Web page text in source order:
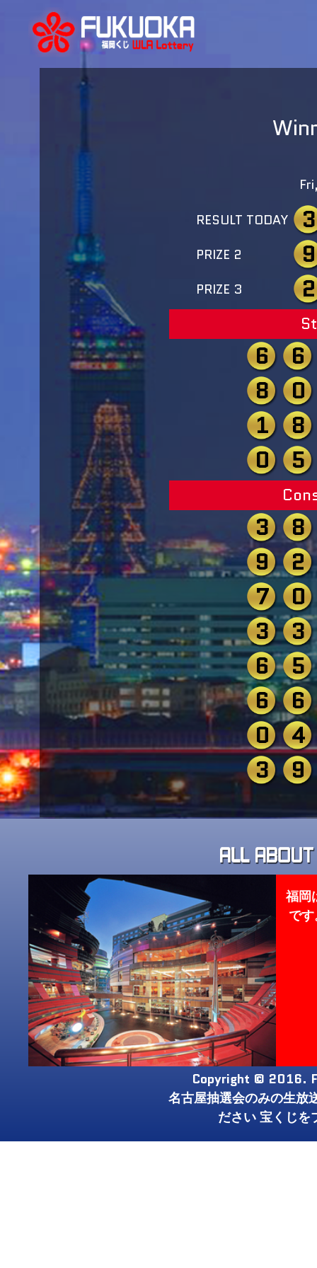
RESULT TODAY
3
PRIZE 2 9
PRIZE 3 2
6
6
8
0
1
8
0
5
3
8
9
2
7
0
3
3
6
5
6
6
0
4
3
9
福岡
で
Copyright © 2016.
名古屋抽選会のみの生放
ださい 宝くじを